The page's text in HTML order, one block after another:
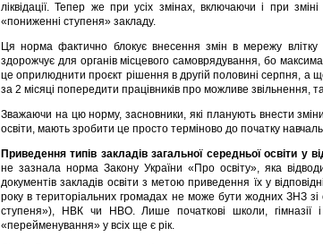
ліквідації. Тепер же при усіх змінах, включаючи і при
«пониженні ступеня» закладу.
Ця норма фактично блокує внесення змін в мережу влітку
здорожчує для органів місцевого самоврядування, бо
це оприлюднити проєкт рішення в другій половині серпня, а
за 2 місяці попередити працівників про можливе звільнення,
Зважаючи на цю норму, засновники, які планують внести
освіти, мають зробити це просто терміново до початку
Приведення типів закладів загальної середньої освіти у
не зазнала норма Закону України «Про освіту», яка
документів закладів освіти з метою приведення їх у
року в територіальних громадах не може бути жодних ЗНЗ
ступеня»), НВК чи НВО. Лише початкові школи, гімназії
«перейменування» у всіх ще є рік.